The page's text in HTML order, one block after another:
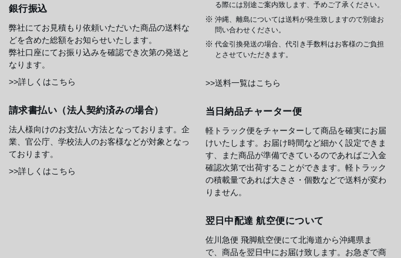
銀行振込
弊社にてお見積もり依頼いただいた商品の送料な
どを含めた総額をお知らせいたします。
弊社口座にてお振り込みを確認でき次第の発送と
なります。
>>詳しくはこちら
請求書払い（法人契約済みの場合）
法人様向けのお支払い方法となっております。企
業、官公庁、学校法人のお客様などが対象となっ
ております。
>>詳しくはこちら
る際には別途ご案内致します、予めご了承ください。
沖縄、離島については送料が発生致しますので別途お
問い合わせください。
代金引換発送の場合、代引き手数料はお客様のご負担
とさせていただきます。
>>送料一覧はこちら
当日納品チャーター便
軽トラック便をチャーターして商品を確実にお届
けいたします。お届け時間など細かく設定できま
す、また商品が準備できているのであればご入金
確認次第で出荷することができます。軽トラック
の積載量であれば大きさ・個数などで送料が変わ
りません。
翌日中配達 航空便について
佐川急便 飛脚航空便にて北海道から沖縄県ま
で、商品を翌日中にお届け致します。お急ぎで商